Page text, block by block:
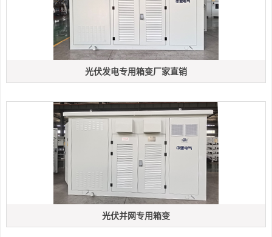
光伏发电专用箱变厂家直销
光伏并网专用箱变